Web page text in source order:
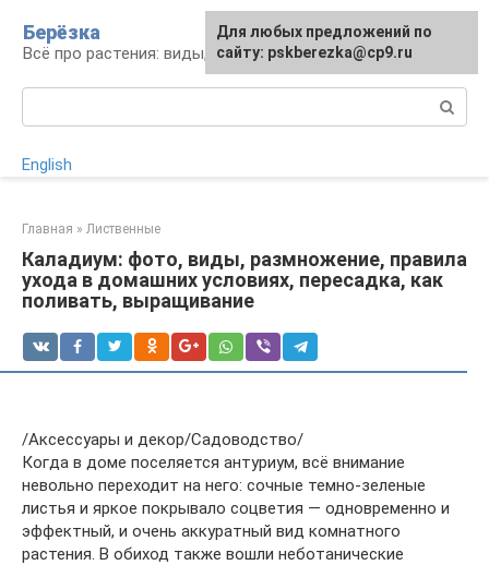
контенту
Берёзка
Всё про растения: виды, выращивание, уход
English
Главная » Лиственные
Каладиум: фото, виды, размножение, правила
ухода в домашних условиях, пересадка, как
поливать, выращивание
/Аксессуары и декор/Садоводство/
Когда в доме поселяется антуриум, всё внимание
невольно переходит на него: сочные темно-зеленые
листья и яркое покрывало соцветия — одновременно и
эффектный, и очень аккуратный вид комнатного
растения. В обиход также вошли неботанические
Для любых предложений по
сайту: pskberezka@cp9.ru